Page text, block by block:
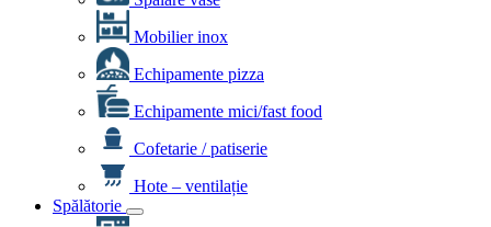
Mobilier inox
Echipamente pizza
Echipamente mici/fast food
Cofetarie / patiserie
Hote – ventilație
Spălătorie